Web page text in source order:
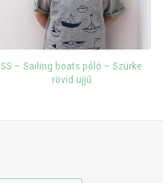
SS – Sailing boats póló – Szürke
rövid ujjú